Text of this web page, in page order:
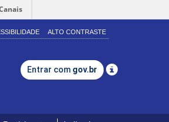
ALTO CONTRASTE
Entrar com gov.br